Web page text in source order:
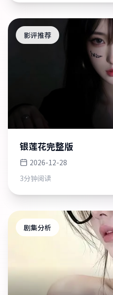
影评推荐
银莲花完整版
2026-12-28
3分钟阅读
剧集分析